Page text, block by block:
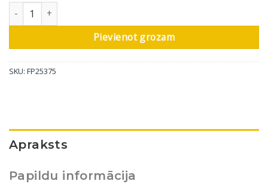
Bowers & Wilkins pirmsmontāžas komplekts PMK C8, 1 gab
Pievienot grozam
SKU: FP25375
Apraksts
Papildu informācija